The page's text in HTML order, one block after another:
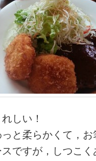
しい！
と柔らかくて，
ですが，しつこ